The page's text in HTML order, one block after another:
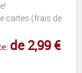
cartes (frais de
de 2,99 €